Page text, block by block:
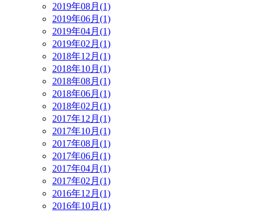
2019年08月(1)
2019年06月(1)
2019年04月(1)
2019年02月(1)
2018年12月(1)
2018年10月(1)
2018年08月(1)
2018年06月(1)
2018年02月(1)
2017年12月(1)
2017年10月(1)
2017年08月(1)
2017年06月(1)
2017年04月(1)
2017年02月(1)
2016年12月(1)
2016年10月(1)